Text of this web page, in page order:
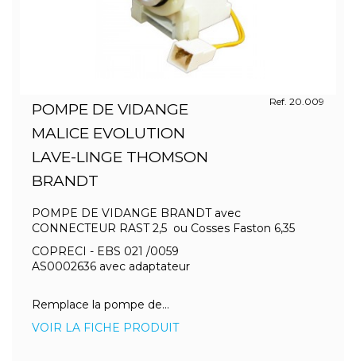
POMPE DE VIDANGE
MALICE EVOLUTION
LAVE-LINGE THOMSON
BRANDT
Ref. 20.009
POMPE DE VIDANGE BRANDT avec
CONNECTEUR RAST 2,5 ou Cosses Faston 6,35
COPRECI - EBS 021 /0059
AS0002636 avec adaptateur
Remplace la pompe de...
VOIR LA FICHE PRODUIT